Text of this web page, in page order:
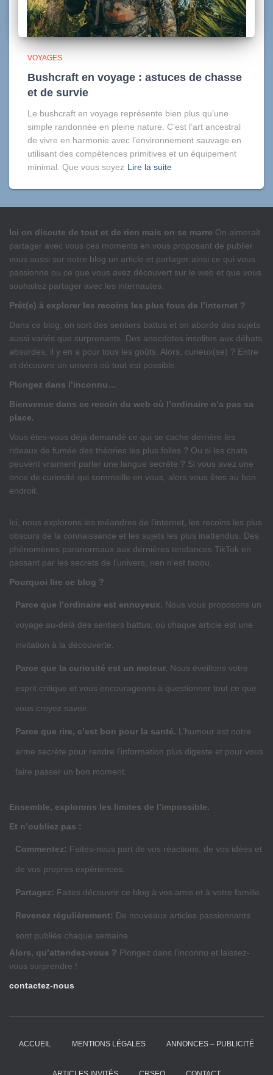
VOYAGES
Bushcraft en voyage : astuces de chasse
et de survie
Le bushcraft en voyage représente bien plus qu’une
simple randonnée en pleine nature. C’est l’art ancestral
de vivre en harmonie avec l’environnement sauvage en
utilisant des compétences primitives et un équipement
minimal. Que vous soyez Lire la suite
Ici on discute de tout et de rien mais on se marre On aimerait
partager avec vous ces moments en vous proposant de publier
vous aussi sur notre blog un article et partager ainsi ce qui vous
passionne ou ce que vous avez découvert sur le web et que vous
souhaitez partager avec les internautes.
Prêt(e) à explorer les recoins les plus fous de l’internet ?
Dans ce blog, on sort des sentiers battus et on aborde des sujets
aussi variés que surprenants. Des anecdotes insolites aux débats
absurdes, il y en a pour tous les goûts. Alors, curieux(se) ? Entre
et découvre un univers où tout est possible.
Plongez dans l’inconnu…
Bienvenue dans ce recoin du web où l’ordinaire n’a pas sa
place.
Vous êtes-vous déjà demandé ce qui se cache derrière les
rideaux de fumée des théories les plus folles ? Ou si les chats
peuvent vraiment parler une langue secrète ? Si vous avez une
once de curiosité qui sommeille en vous, alors vous êtes au bon
endroit.
Ici, nous explorons les méandres de l’internet, les recoins les plus
obscurs de la connaissance et les sujets les plus inattendus. Des
phénomènes paranormaux aux dernières tendances TikTok en
passant par les secrets de l’univers, rien n’est tabou.
Pourquoi lire ce blog ?
Parce que l’ordinaire est ennuyeux. Nous vous proposons un
voyage au-delà des sentiers battus, où chaque article est une
invitation à la découverte.
Parce que la curiosité est un moteur. Nous éveillons votre
esprit critique et vous encourageons à questionner tout ce que
vous croyez savoir.
Parce que rire, c’est bon pour la santé. L’humour est notre
arme secrète pour rendre l’information plus digeste et pour vous
faire passer un bon moment.
Ensemble, explorons les limites de l’impossible.
Et n’oubliez pas :
Commentez: Faites-nous part de vos réactions, de vos idées et
de vos propres expériences.
Partagez: Faites découvrir ce blog à vos amis et à votre famille.
Revenez régulièrement: De nouveaux articles passionnants
sont publiés chaque semaine.
Alors, qu’attendez-vous ? Plongez dans l’inconnu et laissez-
vous surprendre !
contactez-nous
ACCUEIL MENTIONS LÉGALES ANNONCES – PUBLICITÉ